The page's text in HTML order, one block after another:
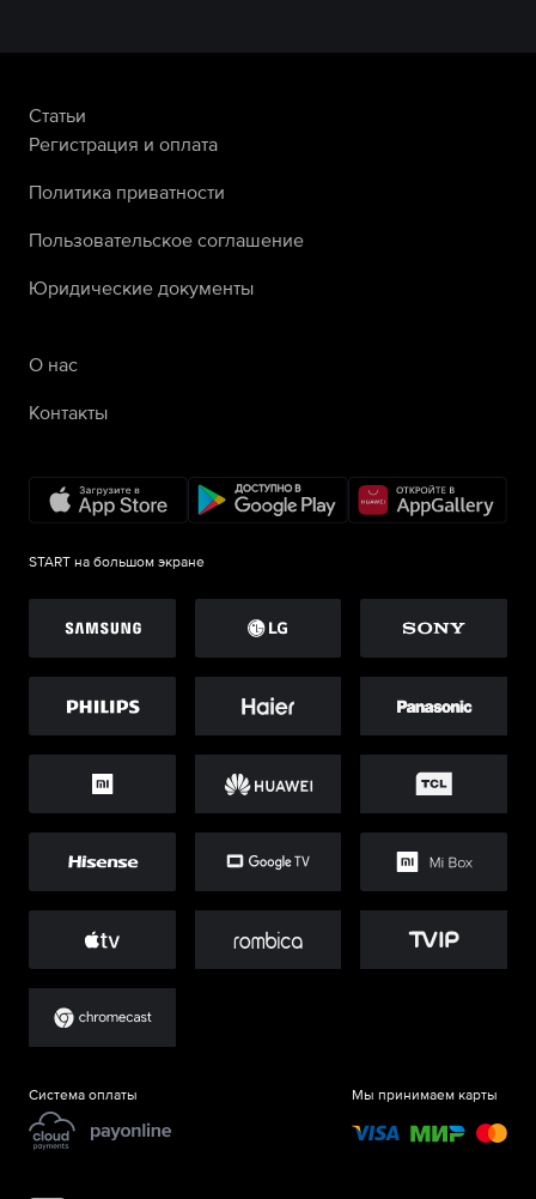
Статьи
Регистрация и оплата
Политика приватности
Пользовательское соглашение
Юридические документы
О нас
Контакты
START на большом экране
Система оплаты Мы принимаем карты